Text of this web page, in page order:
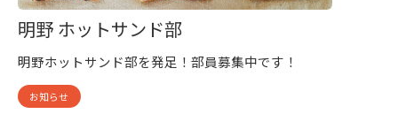
明野 ホットサンド部
明野ホットサンド部を発足！部員募集中です！
お知らせ